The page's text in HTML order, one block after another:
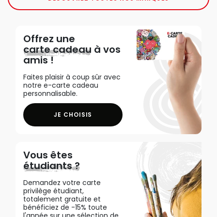
Offrez une
carte cadeau à vos
amis !
Faites plaisir à coup sûr avec
notre e-carte cadeau
personnalisable.
JE CHOISIS
Vous êtes
étudiants ?
Demandez votre carte
privilège étudiant,
totalement gratuite et
bénéficiez de -15% toute